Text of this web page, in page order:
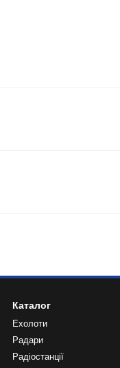
Каталог
Ехолоти
Радари
Радіостанції